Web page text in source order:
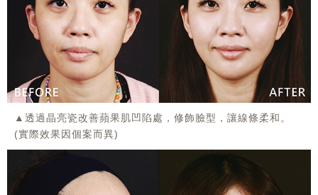
▲透過晶亮瓷改善蘋果肌凹陷處，修飾臉型，讓線條柔和。
(實際效果因個案而異)